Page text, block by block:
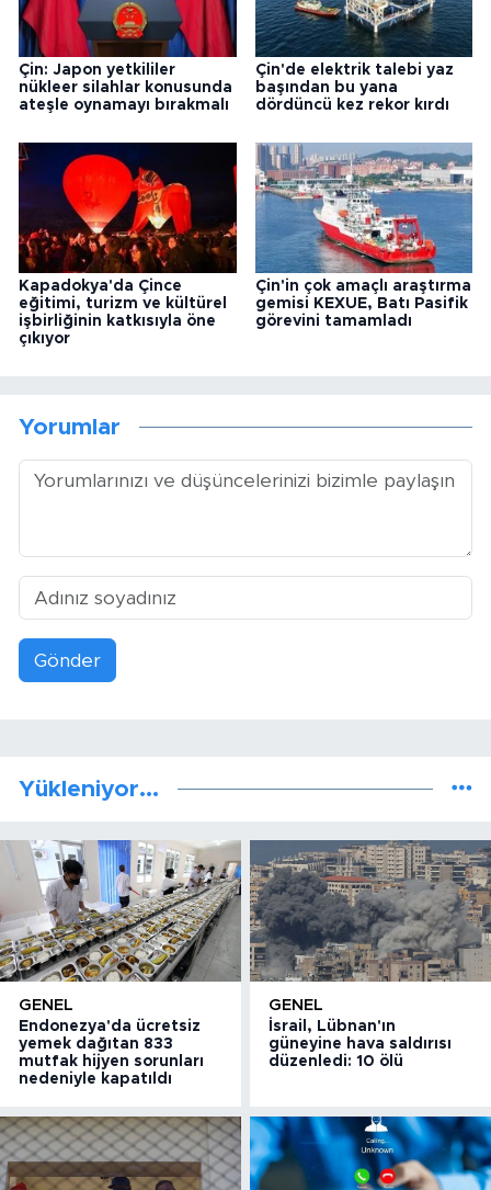
Çin: Japon yetkililer
nükleer silahlar konusunda
ateşle oynamayı bırakmalı
Çin'de elektrik talebi yaz
başından bu yana
dördüncü kez rekor kırdı
Kapadokya'da Çince
eğitimi, turizm ve kültürel
işbirliğinin katkısıyla öne
çıkıyor
Çin'in çok amaçlı araştırma
gemisi KEXUE, Batı Pasifik
görevini tamamladı
Yorumlar
Gönder
Yükleniyor...
GENEL
Endonezya'da ücretsiz
yemek dağıtan 833
mutfak hijyen sorunları
nedeniyle kapatıldı
GENEL
İsrail, Lübnan'ın
güneyine hava saldırısı
düzenledi: 10 ölü